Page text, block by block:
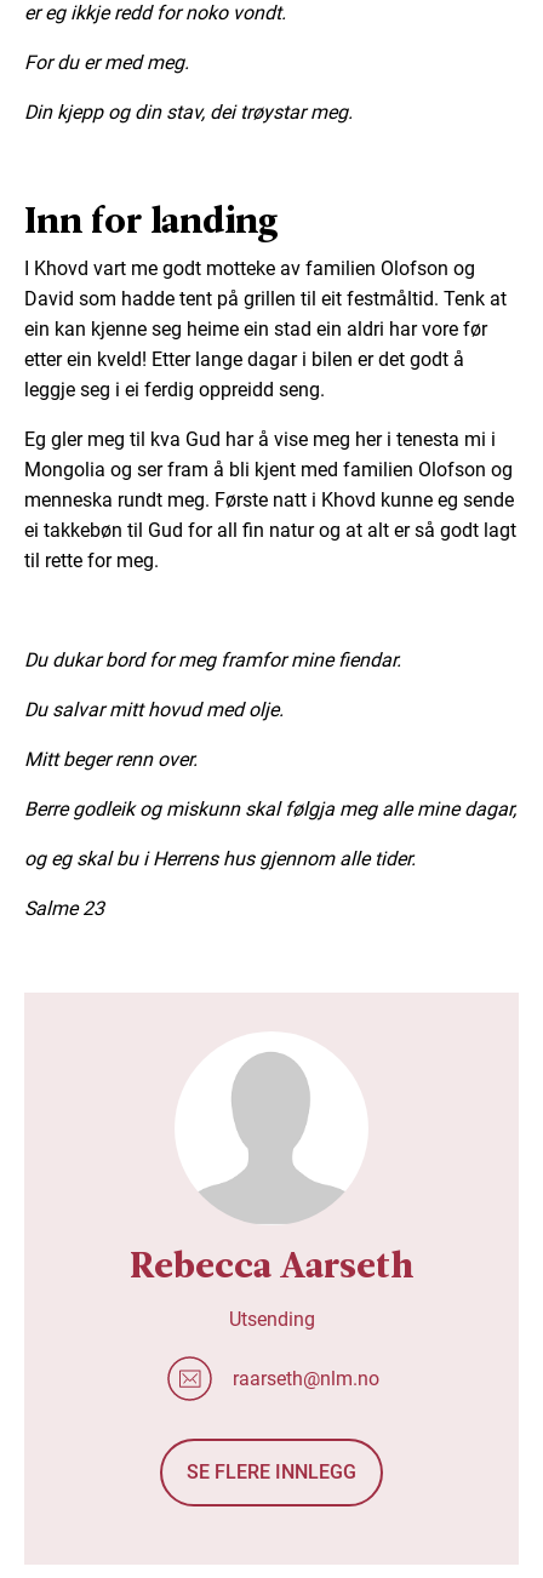
er eg ikkje redd for noko vondt.
For du er med meg.
Din kjepp og din stav, dei trøystar meg.
Inn for landing
I Khovd vart me godt motteke av familien Olofson og
David som hadde tent på grillen til eit festmåltid. Tenk at
ein kan kjenne seg heime ein stad ein aldri har vore før
etter ein kveld! Etter lange dagar i bilen er det godt å
leggje seg i ei ferdig oppreidd seng.
Eg gler meg til kva Gud har å vise meg her i tenesta mi i
Mongolia og ser fram å bli kjent med familien Olofson og
menneska rundt meg. Første natt i Khovd kunne eg sende
ei takkebøn til Gud for all fin natur og at alt er så godt lagt
til rette for meg.
Du dukar bord for meg framfor mine fiendar.
Du salvar mitt hovud med olje.
Mitt beger renn over.
Berre godleik og miskunn skal følgja meg alle mine dagar,
og eg skal bu i Herrens hus gjennom alle tider.
Salme 23
Rebecca Aarseth
Utsending
raarseth@nlm.no
SE FLERE INNLEGG